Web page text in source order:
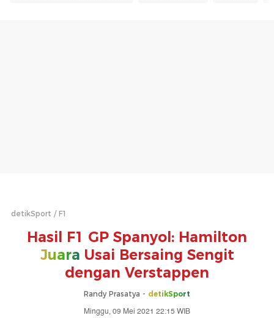
detikSport F1
Hasil F1 GP Spanyol: Hamilton
Juara Usai Bersaing Sengit
dengan Verstappen
Randy Prasatya - detikSport
Minggu, 09 Mei 2021 22:15 WIB